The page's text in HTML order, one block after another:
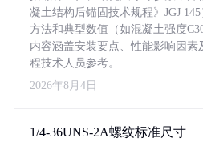
凝土结构后锚固技术规程》JGJ
方法和典型数值（如混凝土强度
内容涵盖安装要点、性能影响因素
程技术人员参考。
2026年8月4日
1/4-36UNS-2A螺纹标准尺寸